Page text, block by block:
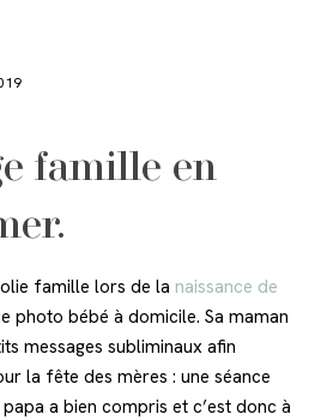
famille en
famille lors de la naissance de
photo bébé à domicile. Sa maman
messages subliminaux afin
la fête des mères : une séance
a bien compris et c’est donc à